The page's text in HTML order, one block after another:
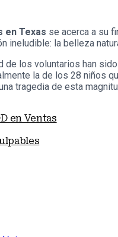
en Texas se acerca a su
ineludible: la belleza
los voluntarios han
la de los 28 niños
tragedia de esta
en Ventas